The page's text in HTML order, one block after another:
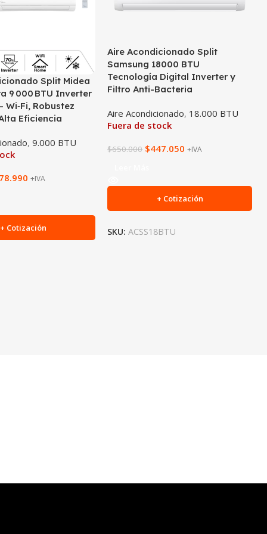
Split Midea
9 000 BTU Inverter
Wi‑Fi, Robustez
Eficiencia
,9.000 BTU
+IVA
+ Cotización
Aire Acondicionado Split
Samsung 18000 BTU
Tecnología Digital Inverter y
Filtro Anti-Bacteria
Aire Acondicionado, 18.000 BTU
Fuera de stock
$650.000 $447.050 +IVA
+ Cotización
SKU:ACSS18BTU